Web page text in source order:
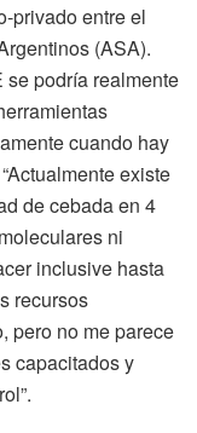
privado entre el
(ASA).
se podría realmente
cuando hay
existe
de cebada en 4
ni
inclusive hasta
recursos
pero no me parece
capacitados y